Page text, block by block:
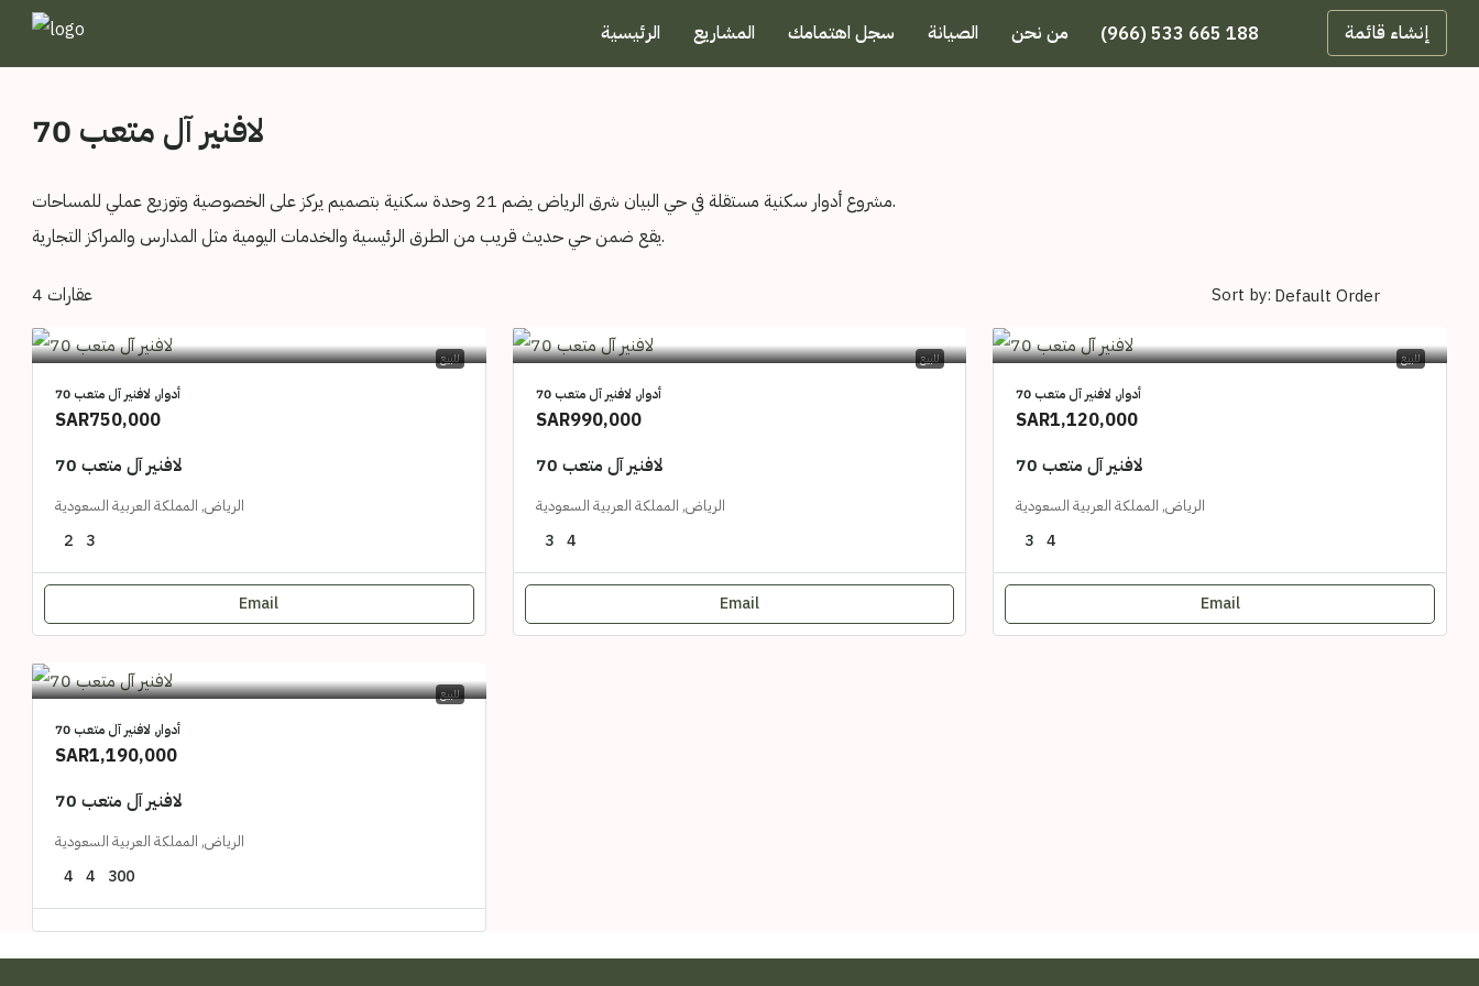
الرئيسية المشاريع سجل اهتمامك الصيانة من نحن (966) 533 665 188 إنشاء قائمة
لافنير آل متعب 70
مشروع أدوار سكنية مستقلة في حي البيان شرق الرياض يضم 21 وحدة سكنية بتصميم يركز على الخصوصية وتوزيع عملي للمساحات.
يقع ضمن حي حديث قريب من الطرق الرئيسية والخدمات اليومية مثل المدارس والمراكز التجارية.
4 عقارات Sort by:
للبيع
أدوار, لافنير آل متعب 70
SAR750,000
لافنير آل متعب 70
الرياض, المملكة العربية السعودية
2 3
Email
للبيع
أدوار, لافنير آل متعب 70
SAR990,000
لافنير آل متعب 70
الرياض, المملكة العربية السعودية
3 4
Email
للبيع
أدوار, لافنير آل متعب 70
SAR1,120,000
لافنير آل متعب 70
الرياض, المملكة العربية السعودية
3 4
Email
للبيع
أدوار, لافنير آل متعب 70
SAR1,190,000
لافنير آل متعب 70
الرياض, المملكة العربية السعودية
4 4 300